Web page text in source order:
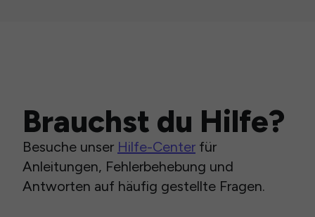
Brauchst du Hilfe?
Besuche unser Hilfe-Center für
Anleitungen, Fehlerbehebung und
Antworten auf häufig gestellte Fragen.